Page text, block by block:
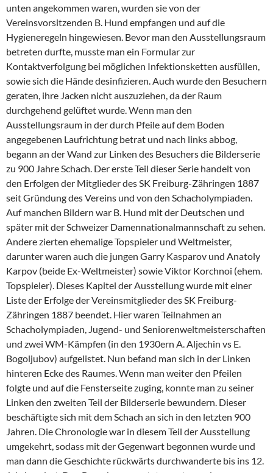
unten angekommen waren, wurden sie von der
Vereinsvorsitzenden B. Hund empfangen und auf die
Hygieneregeln hingewiesen. Bevor man den Ausstellungsraum
betreten durfte, musste man ein Formular zur
Kontaktverfolgung bei möglichen Infektionsketten ausfüllen,
sowie sich die Hände desinfizieren. Auch wurde den Besuchern
geraten, ihre Jacken nicht auszuziehen, da der Raum
durchgehend gelüftet wurde. Wenn man den
Ausstellungsraum in der durch Pfeile auf dem Boden
angegebenen Laufrichtung betrat und nach links abbog,
begann an der Wand zur Linken des Besuchers die Bilderserie
zu 900 Jahre Schach. Der erste Teil dieser Serie handelt von
den Erfolgen der Mitglieder des SK Freiburg-Zähringen 1887
seit Gründung des Vereins und von den Schacholympiaden.
Auf manchen Bildern war B. Hund mit der Deutschen und
später mit der Schweizer Damennationalmannschaft zu sehen.
Andere zierten ehemalige Topspieler und Weltmeister,
darunter waren auch die jungen Garry Kasparov und Anatoly
Karpov (beide Ex-Weltmeister) sowie Viktor Korchnoi (ehem.
Topspieler). Dieses Kapitel der Ausstellung wurde mit einer
Liste der Erfolge der Vereinsmitglieder des SK Freiburg-
Zähringen 1887 beendet. Hier waren Teilnahmen an
Schacholympiaden, Jugend- und Seniorenweltmeisterschaften
und zwei WM-Kämpfen (in den 1930ern A. Aljechin vs E.
Bogoljubov) aufgelistet. Nun befand man sich in der Linken
hinteren Ecke des Raumes. Wenn man weiter den Pfeilen
folgte und auf die Fensterseite zuging, konnte man zu seiner
Linken den zweiten Teil der Bilderserie bewundern. Dieser
beschäftigte sich mit dem Schach an sich in den letzten 900
Jahren. Die Chronologie war in diesem Teil der Ausstellung
umgekehrt, sodass mit der Gegenwart begonnen wurde und
man dann die Geschichte rückwärts durchwanderte bis ins 12.